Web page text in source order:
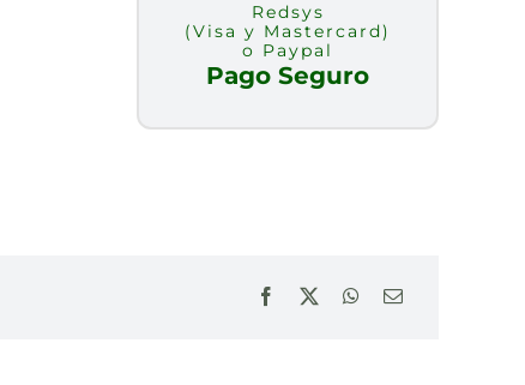
Redsys
(Visa y Mastercard)
o Paypal
Pago Seguro